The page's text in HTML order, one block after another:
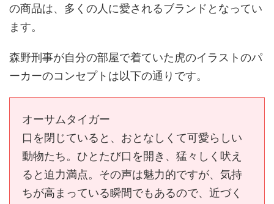
の商品は、多くの人に愛されるブランドとなってい
ます。
森野刑事が自分の部屋で着ていた虎のイラストのパ
ーカーのコンセプトは以下の通りです。
オーサムタイガー
口を閉じていると、おとなしくて可愛らしい
動物たち。ひとたび口を開き、猛々しく吠え
ると迫力満点。その声は魅力的ですが、気持
ちが高まっている瞬間でもあるので、近づく